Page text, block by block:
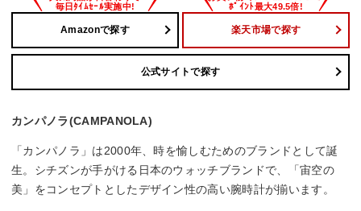
Amazonで探す 楽天市場で探す
公式サイトで探す
カンパノラ(CAMPANOLA)
「カンパノラ」は2000年、時を愉しむためのブランドとして誕
生。シチズンが手がける日本のウォッチブランドで、「宙空の
美」をコンセプトとしたデザイン性の高い腕時計が揃います。